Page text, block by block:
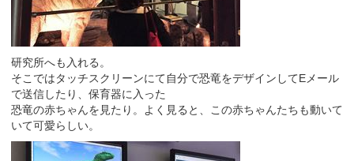
研究所へも入れる。
そこではタッチスクリーンにて自分で恐竜をデザインしてEメール
で送信したり、保育器に入った
恐竜の赤ちゃんを見たり。よく見ると、この赤ちゃんたちも動いて
いて可愛らしい。